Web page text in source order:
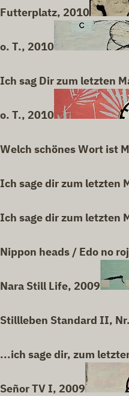
Futterplatz, 2010
o. T., 2010
Ich sag Dir zum letzten
o. T., 2010
Welch schönes Wort ist
Ich sage dir zum letzten
Ich sage dir zum letzten
Nippon heads / Edo no
Nara Still Life, 2009
Stillleben Standard II,
...ich sage dir, zum
Señor TV I, 2009